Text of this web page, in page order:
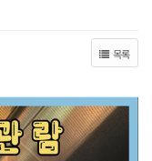
목록